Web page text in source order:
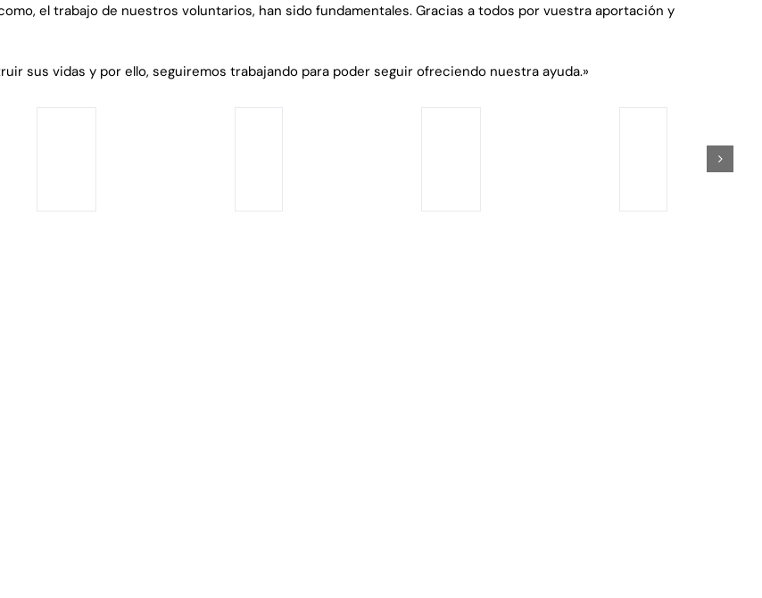
el trabajo de nuestros voluntarios, han sido fundamentales. Gracias a todos por vuestra aportación y
sus vidas y por ello, seguiremos trabajando para poder seguir ofreciendo nuestra ayuda.»